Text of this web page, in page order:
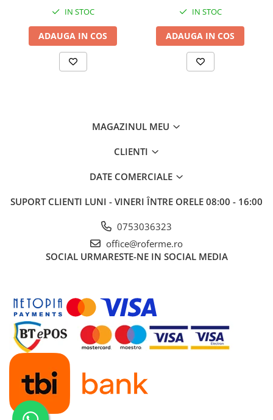
IN STOC
ADAUGA IN COS
IN STOC
ADAUGA IN COS
MAGAZINUL MEU
CLIENTI
DATE COMERCIALE
SUPORT CLIENTI LUNI - VINERI ÎNTRE ORELE 08:00 - 16:00
0753036323
office@roferme.ro
SOCIAL URMARESTE-NE IN SOCIAL MEDIA